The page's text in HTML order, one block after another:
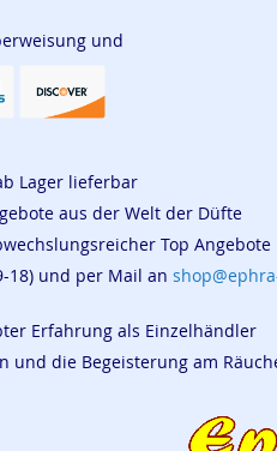
und
Lager lieferbar
aus der Welt der Düfte
Top Angebote
18) und per Mail an
Erfahrung als Einzelhändler
und die Begeisterung am